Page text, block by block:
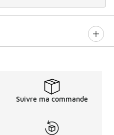
Suivre ma commande